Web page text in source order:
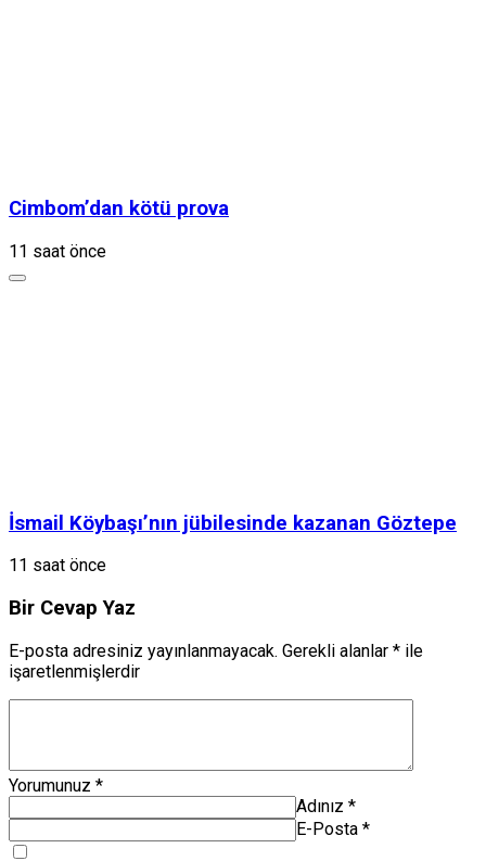
Cimbom’dan kötü prova
11 saat önce
İsmail Köybaşı’nın jübilesinde kazanan Göztepe
11 saat önce
Bir Cevap Yaz
E-posta adresiniz yayınlanmayacak. Gerekli alanlar * ile
işaretlenmişlerdir
Yorumunuz *
Adınız *
E-Posta *